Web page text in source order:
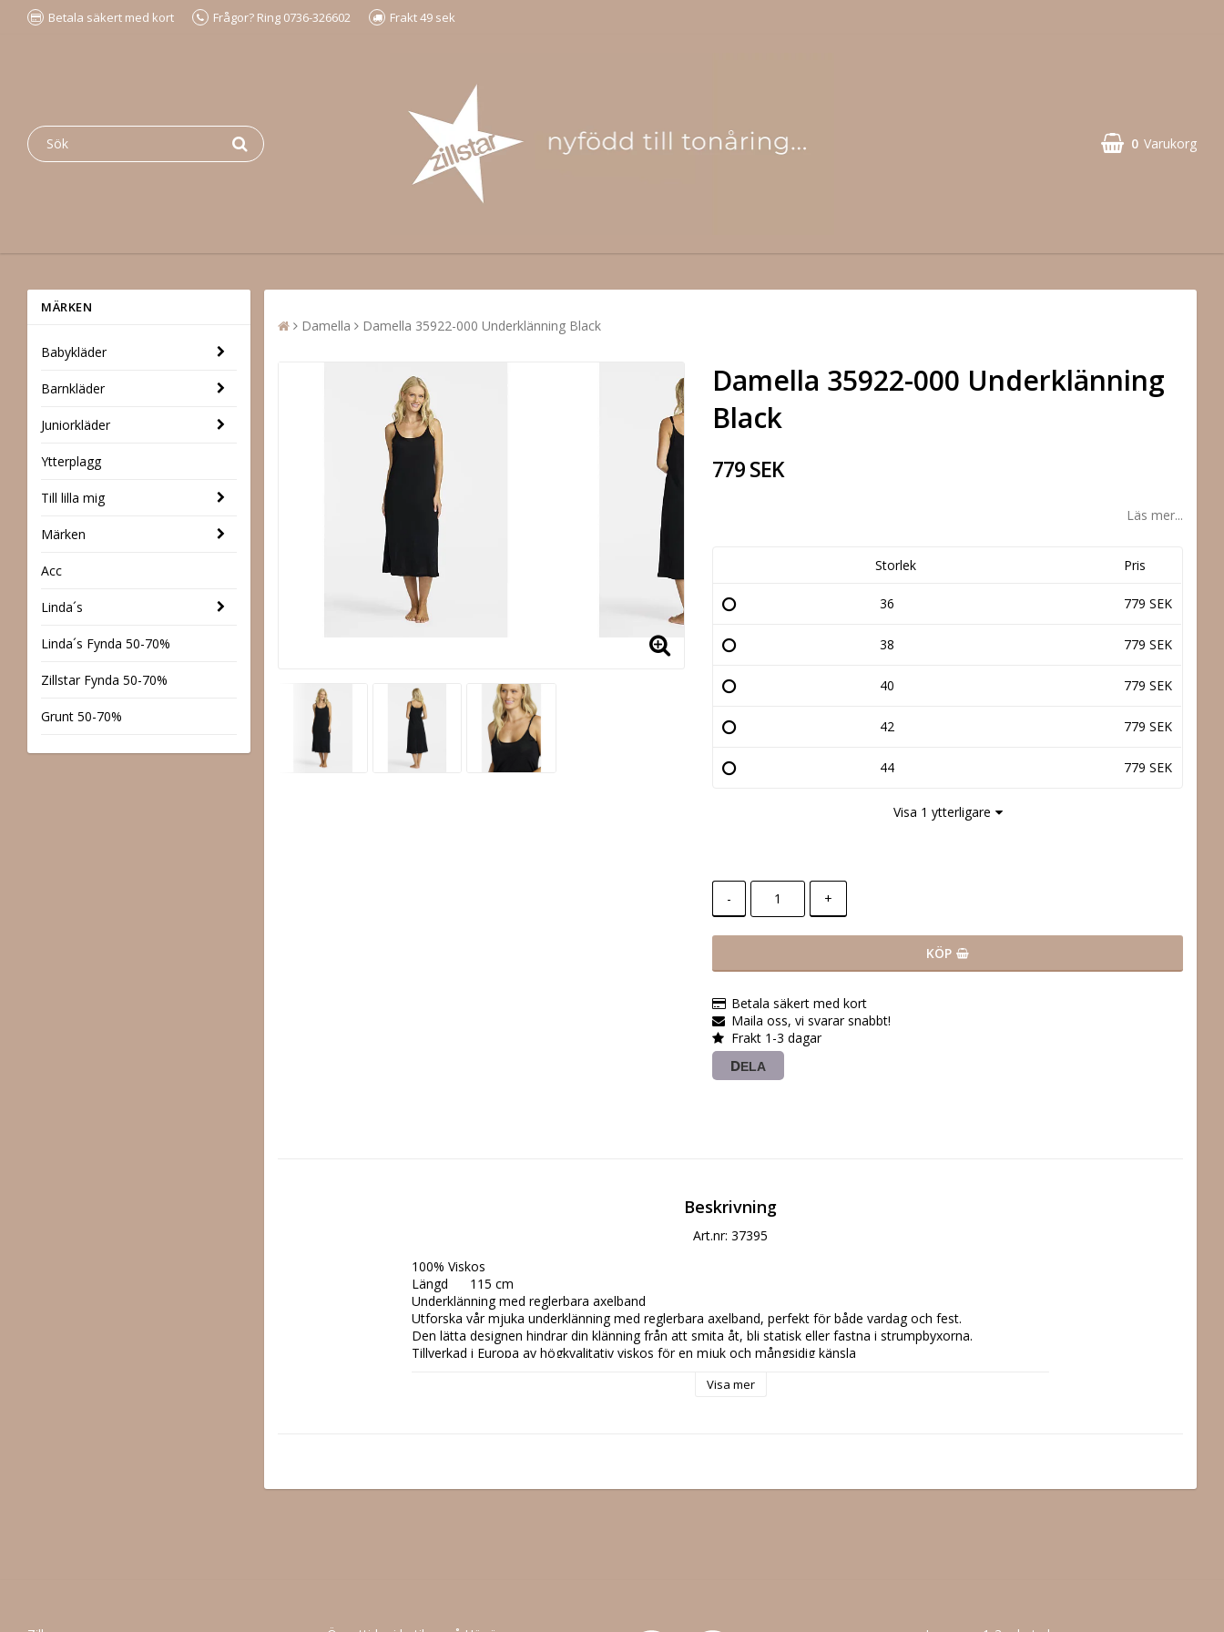
Betala säkert med kort Frågor? Ring 0736-326602 Frakt 49 sek
0 Varukorg
MÄRKEN
Babykläder
Barnkläder
Juniorkläder
Ytterplagg
Till lilla mig
Märken
Acc
Linda´s
Linda´s Fynda 50-70%
Zillstar Fynda 50-70%
Grunt 50-70%
Damella Damella 35922-000 Underklänning Black
Damella 35922-000 Underklänning
Black
779 SEK
Läs mer...
Storlek Pris
36 779 SEK
38 779 SEK
40 779 SEK
42 779 SEK
44 779 SEK
Visa 1 ytterligare
- +
KÖP
Betala säkert med kort
Maila oss, vi svarar snabbt!
Frakt 1-3 dagar
DELA
Beskrivning
Art.nr: 37395
100% Viskos
Längd	115 cm
Underklänning med reglerbara axelband
Utforska vår mjuka underklänning med reglerbara axelband, perfekt för både vardag och fest.
Den lätta designen hindrar din klänning från att smita åt, bli statisk eller fastna i strumpbyxorna.
Tillverkad i Europa av högkvalitativ viskos för en mjuk och mångsidig känsla
Visa mer